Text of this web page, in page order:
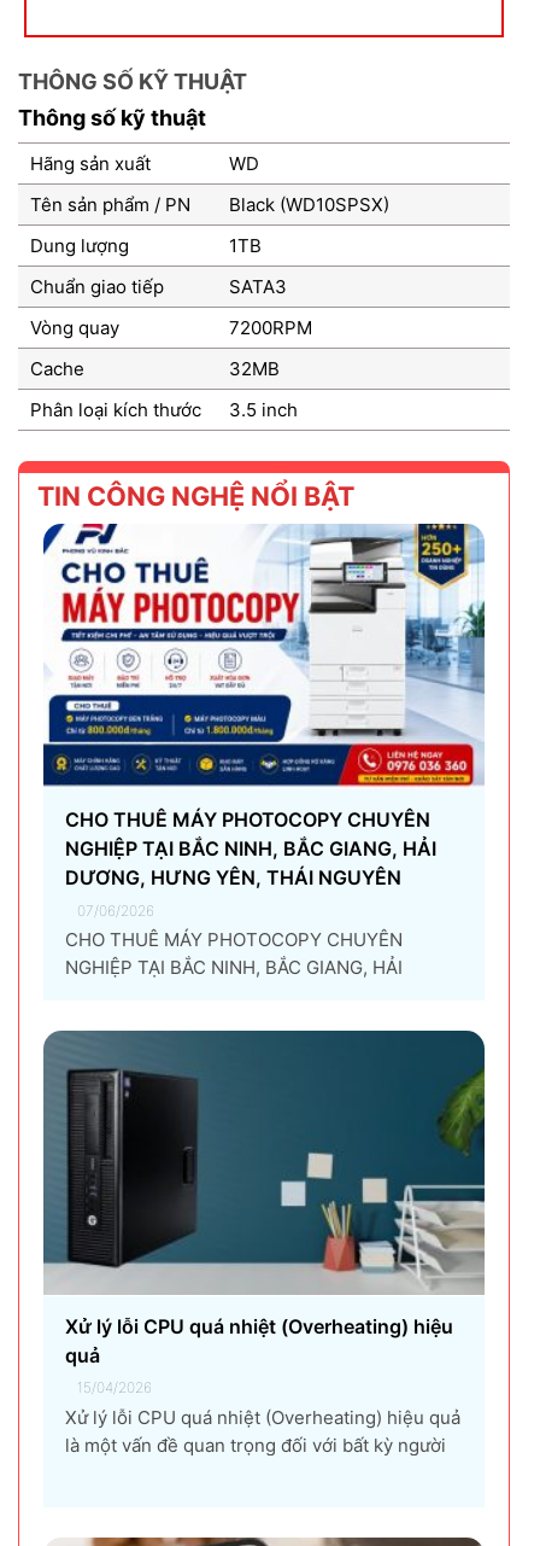
Cache
32MB
Phân loại kích thước
TIN CÔNG NGHỆ NỔI BẬT
CHO THUÊ MÁY PHOTOCOPY CHUYÊN
NGHIỆP TẠI BẮC NINH, BẮC GIANG, HẢI
DƯƠNG, HƯNG YÊN, THÁI NGUYÊN
07/06/2026
CHO THUÊ MÁY PHOTOCOPY CHUYÊN
NGHIỆP TẠI BẮC NINH, BẮC GIANG, HẢI
DƯƠNG, HƯNG YÊN, THÁI NGUYÊN Giải pháp
thuê máy photocopy tối ưu dành cho doanh
nghiệp Trong thời đại chuyển đổi số và tối ưu
chi phí vận hành, ngày càng nhiều doanh
nghiệp lựa chọn giải pháp...
Xử lý lỗi CPU quá nhiệt (Overheating) hiệu
15/04/2026
Xử lý lỗi CPU quá nhiệt (Overheating) hiệu quả
là một vấn đề quan trọng đối với bất kỳ người
dùng máy tính nào, từ game thủ, nhà thiết kế
đồ họa, đến người dùng văn phòng. CPU quá
nhiệt không chỉ làm giảm hiệu suất máy tính,
gây ra...
H1 Khắc phục lỗi màn hình nhấp nháy hoặc